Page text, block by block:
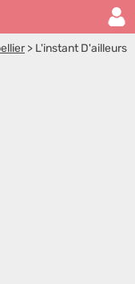
> L'instant D'ailleurs